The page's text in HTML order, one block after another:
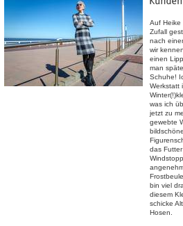
Auf Heike
Zufall
nach
wir
einen
man
Schuhe!
Werkstatt
was ich
jetzt zu
gewebte
das
bin viel
diesem
schicke
Hosen.